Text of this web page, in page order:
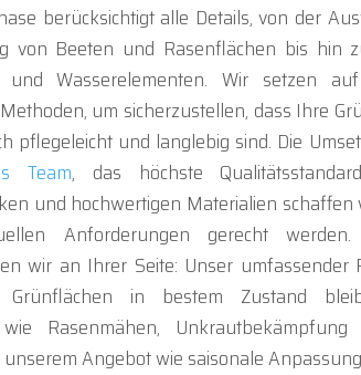
berücksichtigt alle Details, von der
von Beeten und Rasenflächen bis hin
und Wasserelementen. Wir setzen
um sicherzustellen, dass Ihre
pflegeleicht und langlebig sind. Die
Team, das höchste
und hochwertigen Materialien
Anforderungen gerecht
wir an Ihrer Seite: Unser umfassender
in bestem Zustand
Rasenmähen,
Angebot wie saisonale